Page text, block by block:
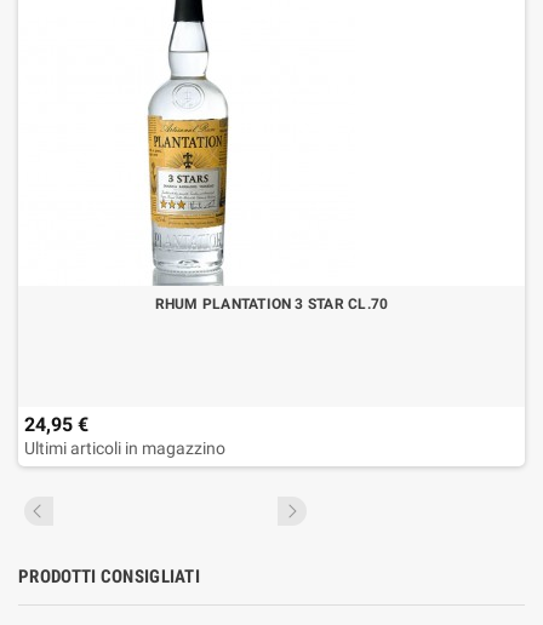
RHUM PLANTATION 3 STAR CL.70
24,95 €
Ultimi articoli in magazzino
PRODOTTI CONSIGLIATI